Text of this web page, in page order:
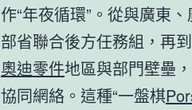
作“年夜循環”。從與廣東
部省聯合後方任務組，再
奧迪零件地區與部門壁壘
協同網絡。這種“一盤棋